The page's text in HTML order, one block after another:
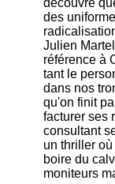
découvre
des
Julien
référence à
tant le
dans nos
qu'on finit
facturer ses
consultant
un thriller
boire du
moniteurs